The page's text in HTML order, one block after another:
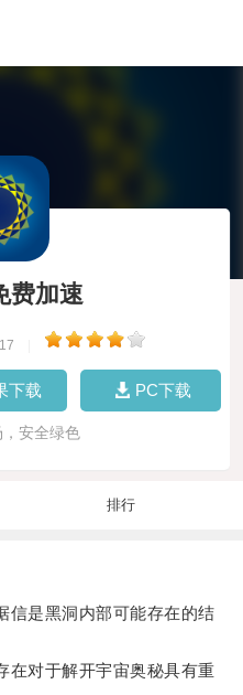
费加速
下载 PC下载
安全绿色
排行
是黑洞内部可能存在的结
对于解开宇宙奥秘具有重